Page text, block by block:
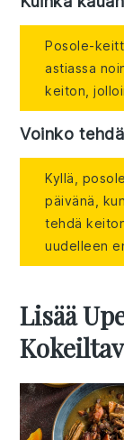
Posole-
astiassa
keiton,
Voinko
Kyllä,
päivänä,
tehdä
uudelleen
Lisää